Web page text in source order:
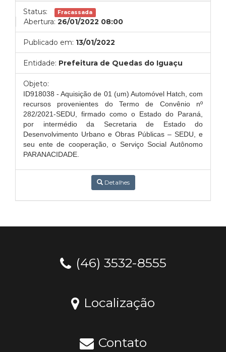
Status: Fracassada
Abertura: 26/01/2022 08:00
Publicado em: 13/01/2022
Entidade: Prefeitura de Quedas do Iguaçu
Objeto:
ID918038 - Aquisição de 01 (um) Automóvel Hatch, com
recursos provenientes do Termo de Convênio nº
282/2021-SEDU, firmado como o Estado do Paraná,
por intermédio da Secretaria de Estado do
Desenvolvimento Urbano e Obras Públicas – SEDU, e
seu ente de cooperação, o Serviço Social Autônomo
PARANACIDADE.
Detalhes
(46) 3532-8555
Localização
Contato